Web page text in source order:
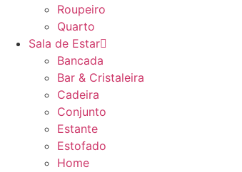
Roupeiro
Quarto
Sala de Estar
Bancada
Bar & Cristaleira
Cadeira
Conjunto
Estante
Estofado
Home